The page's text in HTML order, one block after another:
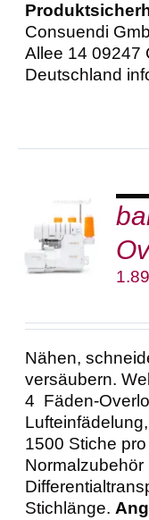
Consuendi
Allee 14 09247
Deutschland
WARENKORB
/
DETAILS
Nähen,
versäubern.
4 Fäden-
1500 Stiche
Normalzubehör
Stichlänge.